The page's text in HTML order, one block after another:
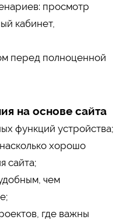
просмотр
кабинет,
перед полноценной
на основе сайта
функций устройства;
насколько хорошо
сайта;
чем
где важны